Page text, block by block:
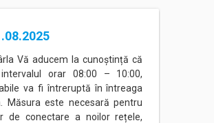
Vă aducem la cunoștință că
orar 08:00 – 10:00,
va fi întreruptă în întreaga
Măsura este necesară pentru
de conectare a noilor rețele,